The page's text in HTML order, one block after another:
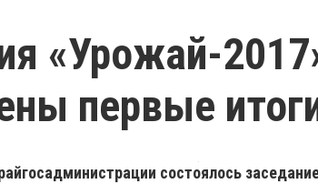
«Урожай-
первые
состоялось